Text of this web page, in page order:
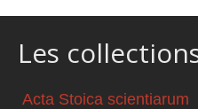
Les
Acta Stoica scientiarum